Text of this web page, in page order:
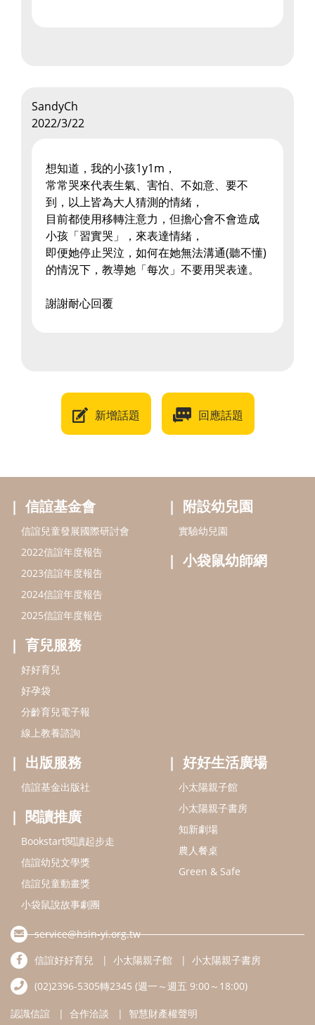
SandyCh
2022/3/22
想知道，我的小孩1y1m，
常常哭來代表生氣、害怕、不如意、要不
到，以上皆為大人猜測的情緒，
目前都使用移轉注意力，但擔心會不會造成
小孩「習實哭」，來表達情緒，
即便她停止哭泣，如何在她無法溝通(聽不懂)
的情況下，教導她「每次」不要用哭表達。
謝謝耐心回覆
新增話題 回應話題
信誼基金會
信誼兒童發展國際研討會
2022信誼年度報告
2023信誼年度報告
2024信誼年度報告
2025信誼年度報告
育兒服務
好好育兒
好孕袋
分齡育兒電子報
線上教養諮詢
附設幼兒園
實驗幼兒園
小袋鼠幼師網
出版服務
信誼基金出版社
閱讀推廣
Bookstart閱讀起步走
信誼幼兒文學獎
信誼兒童動畫獎
小袋鼠說故事劇團
好好生活廣場
小太陽親子館
小太陽親子書房
知新劇場
農人餐桌
Green & Safe
service@hsin-yi.org.tw
信誼好好育兒
小太陽親子館
小太陽親子書房
(02)2396-5305轉2345 (週一～週五 9:00～18:00)
認識信誼 合作洽談 智慧財產權聲明